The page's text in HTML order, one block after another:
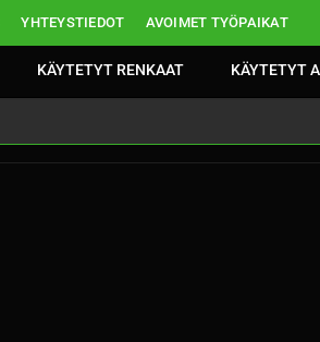
YHTEYSTIEDOT AVOIMET TYÖPAIKAT
KÄYTETYT RENKAAT KÄYTETYT